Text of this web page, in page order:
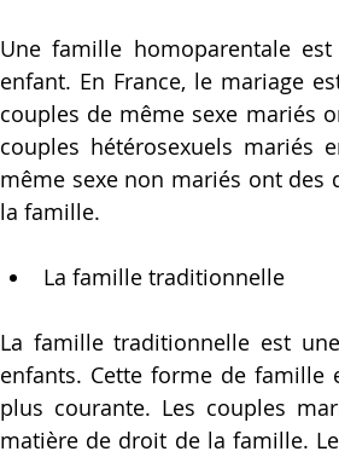
Une famille homoparentale
enfant. En France, le mariage
couples de même sexe mariés
couples hétérosexuels mariés
même sexe non mariés ont
la famille.
La famille traditionnelle
La famille traditionnelle est
enfants. Cette forme de
plus courante. Les couples
matière de droit de la famille.